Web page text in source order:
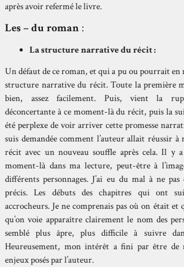
après avoir refermé le livre.
Les – du roman :
La structure narrative du récit :
Un défaut de ce roman, et qui a pu ou pourrait en
structure narrative du récit. Toute la première
bien, assez facilement. Puis, vient la
déconcertante à ce moment-là du récit, puis la
été perplexe de voir arriver cette promesse
suis demandée comment l’auteur allait réussir
récit avec un nouveau souffle après cela. Il y
moment-là dans ma lecture, peut-être à
différents personnages. J’ai eu du mal à ne
précis. Les débuts des chapitres qui ont
accrocheurs. Je ne comprenais pas où on était et
qu’on voie apparaître clairement le nom des
semblé plus âpre, plus difficile à suivre
Heureusement, mon intérêt a fini par être
enjeux posés par l’auteur.